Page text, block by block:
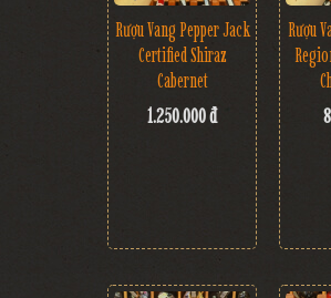
Rượu Vang Pepper Jack
Certified Shiraz
Cabernet
1.250.000 đ
Rượu